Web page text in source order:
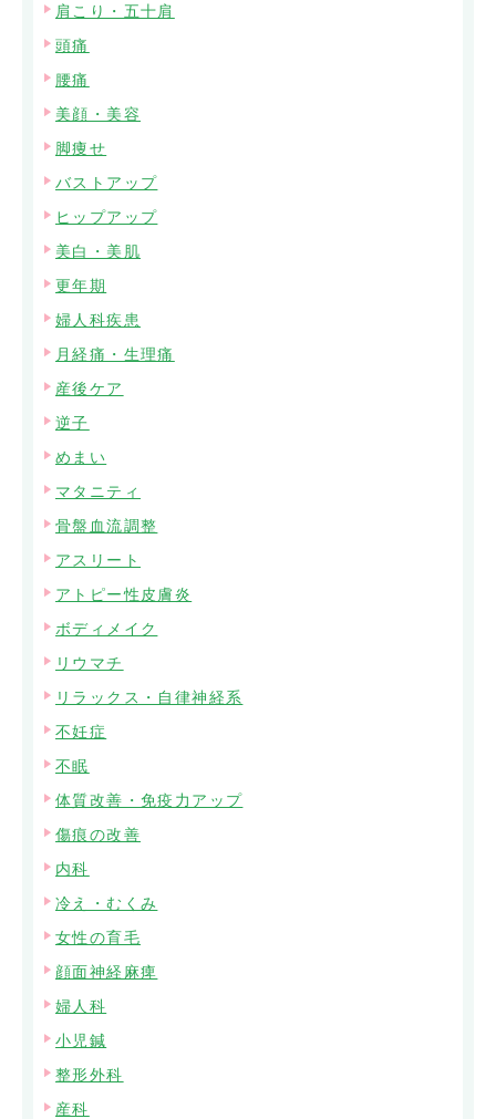
肩こり・五十肩
頭痛
腰痛
美顔・美容
脚痩せ
バストアップ
ヒップアップ
美白・美肌
更年期
婦人科疾患
月経痛・生理痛
産後ケア
逆子
めまい
マタニティ
骨盤血流調整
アスリート
アトピー性皮膚炎
ボディメイク
リウマチ
リラックス・自律神経系
不妊症
不眠
体質改善・免疫力アップ
傷痕の改善
内科
冷え・むくみ
女性の育毛
顔面神経麻痺
婦人科
小児鍼
整形外科
産科